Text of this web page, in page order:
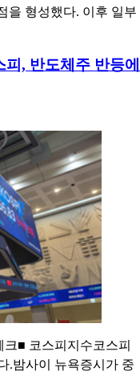
을 형성했다. 이후 일부
, 반도체주 반등에
■ 코스피지수코스피
.밤사이 뉴욕증시가 중